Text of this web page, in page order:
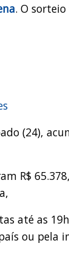
. O
(24),
R$
até as
ou pela